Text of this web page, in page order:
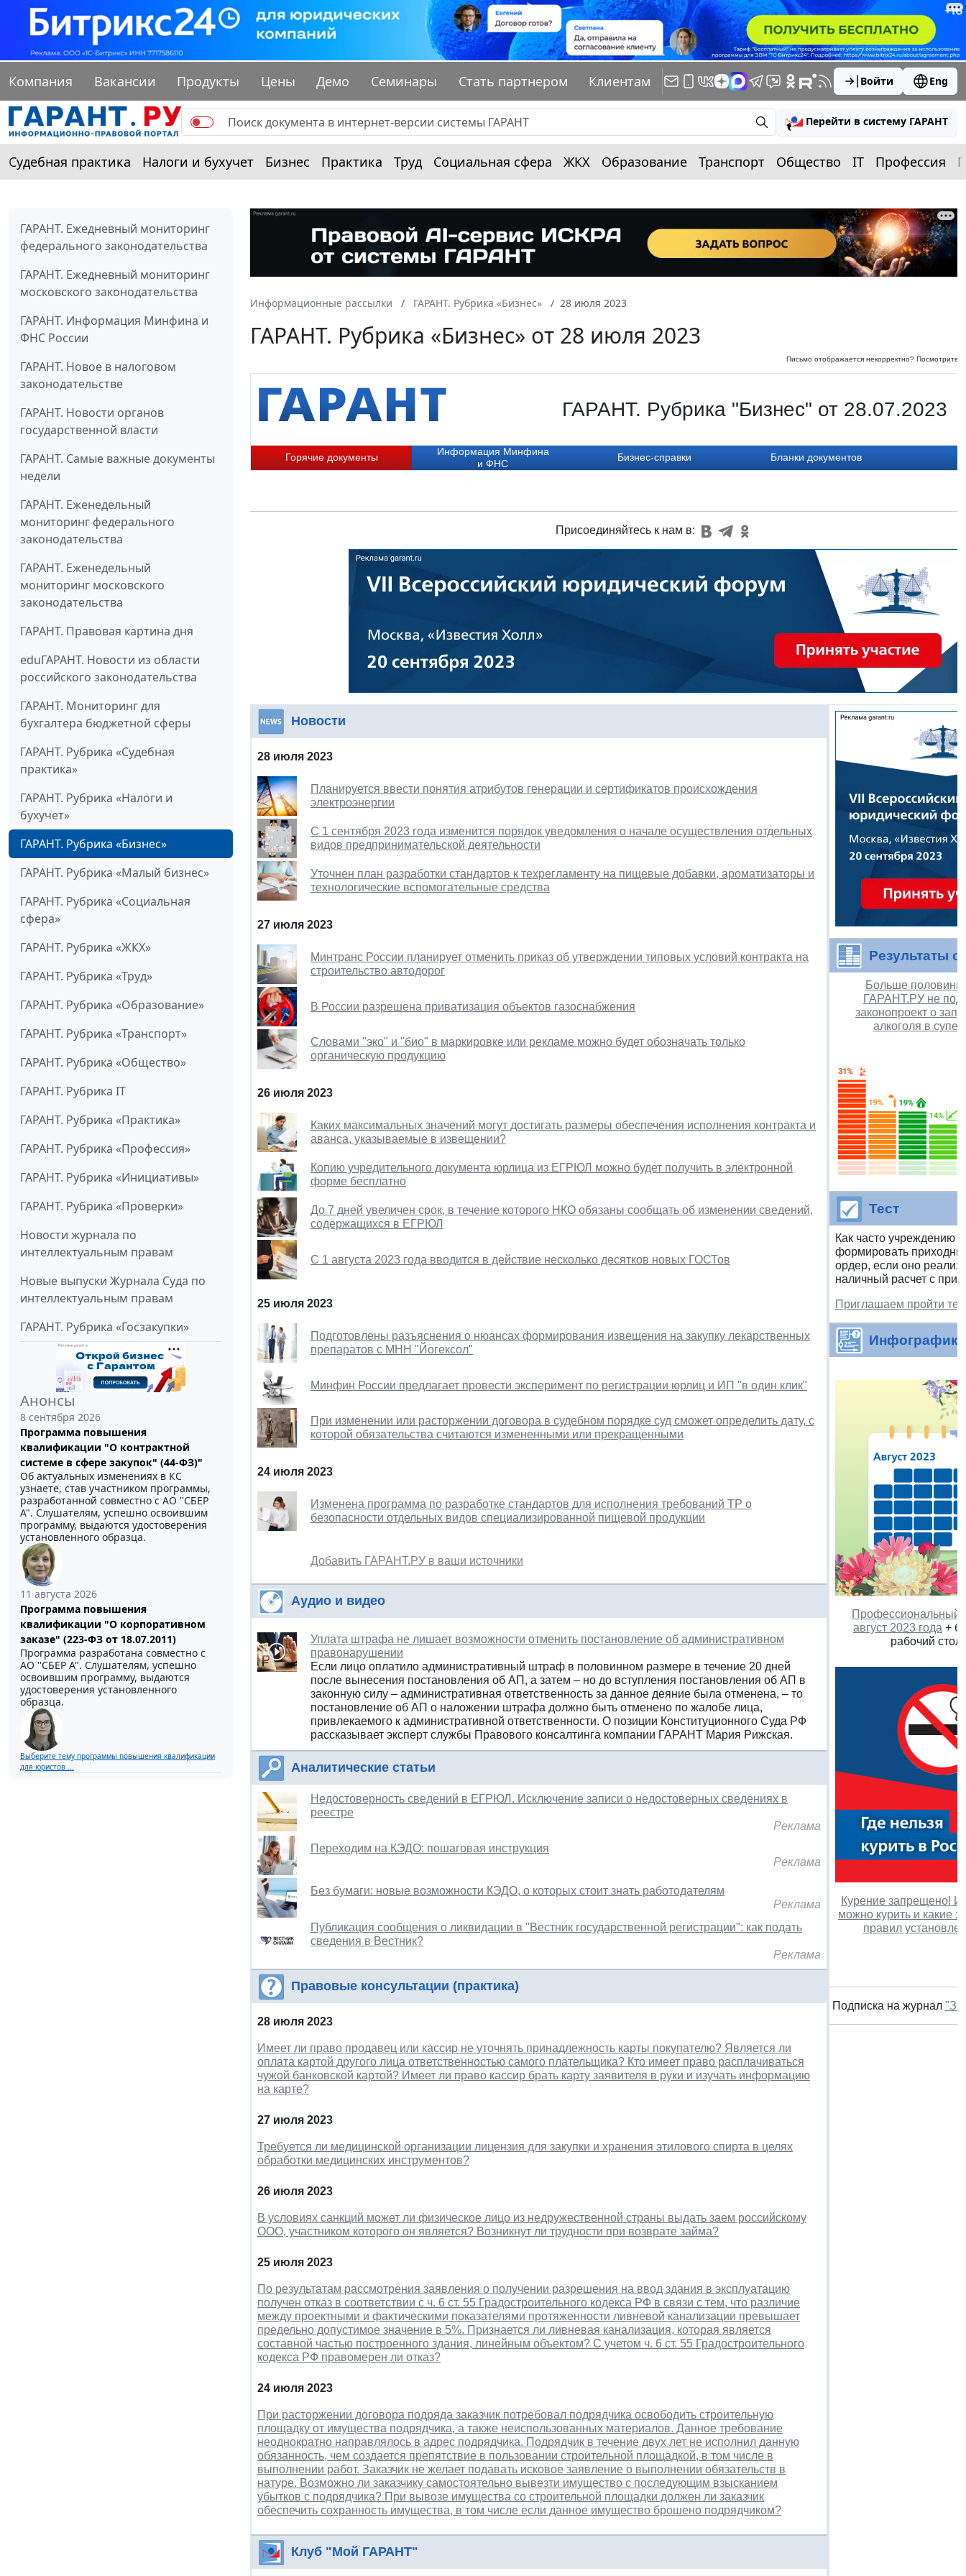
Компания Вакансии Продукты Цены Демо Семинары Стать партнером Клиентам Войти Eng
Перейти в систему ГАРАНТ
Судебная практика Налоги и бухучет Бизнес Практика Труд Социальная сфера ЖКХ Образование Транспорт Общество IT Профессия
ГАРАНТ. Ежедневный мониторинг
федерального законодательства
ГАРАНТ. Ежедневный мониторинг
московского законодательства
ГАРАНТ. Информация Минфина и
ФНС России
ГАРАНТ. Новое в налоговом
законодательстве
ГАРАНТ. Новости органов
государственной власти
ГАРАНТ. Самые важные документы
недели
ГАРАНТ. Еженедельный
мониторинг федерального
законодательства
ГАРАНТ. Еженедельный
мониторинг московского
законодательства
ГАРАНТ. Правовая картина дня
eduГАРАНТ. Новости из области
российского законодательства
ГАРАНТ. Мониторинг для
бухгалтера бюджетной сферы
ГАРАНТ. Рубрика «Судебная
практика»
ГАРАНТ. Рубрика «Налоги и
бухучет»
ГАРАНТ. Рубрика «Бизнес»
ГАРАНТ. Рубрика «Малый бизнес»
ГАРАНТ. Рубрика «Социальная
сфера»
ГАРАНТ. Рубрика «ЖКХ»
ГАРАНТ. Рубрика «Труд»
ГАРАНТ. Рубрика «Образование»
ГАРАНТ. Рубрика «Транспорт»
ГАРАНТ. Рубрика «Общество»
ГАРАНТ. Рубрика IT
ГАРАНТ. Рубрика «Практика»
ГАРАНТ. Рубрика «Профессия»
ГАРАНТ. Рубрика «Инициативы»
ГАРАНТ. Рубрика «Проверки»
Новости журнала по
интеллектуальным правам
Новые выпуски Журнала Суда по
интеллектуальным правам
ГАРАНТ. Рубрика «Госзакупки»
Анонсы
8 сентября 2026
Программа повышения
квалификации "О контрактной
системе в сфере закупок" (44-ФЗ)"
Об актуальных изменениях в КС
узнаете, став участником программы,
разработанной совместно с АО ''СБЕР
А". Слушателям, успешно освоившим
программу, выдаются удостоверения
установленного образца.
11 августа 2026
Программа повышения
квалификации "О корпоративном
заказе" (223-ФЗ от 18.07.2011)
Программа разработана совместно с
АО ''СБЕР А". Слушателям, успешно
освоившим программу, выдаются
удостоверения установленного
образца.
Выберите тему программы повышения квалификации
для юристов ...
Информационные рассылки ГАРАНТ. Рубрика «Бизнес» 28 июля 2023
ГАРАНТ. Рубрика «Бизнес» от 28 июля 2023
Письмо отображается некорректно? Посмотрите
ГАРАНТ. Рубрика "Бизнес" от 28.07.2023
Горячие документы
Информация Минфина
и ФНС
Бизнес-справки Бланки документов
Присоединяйтесь к нам в:
Новости
28 июля 2023
Планируется ввести понятия атрибутов генерации и сертификатов происхождения
электроэнергии
С 1 сентября 2023 года изменится порядок уведомления о начале осуществления отдельных
видов предпринимательской деятельности
Уточнен план разработки стандартов к техрегламенту на пищевые добавки, ароматизаторы и
технологические вспомогательные средства
27 июля 2023
Минтранс России планирует отменить приказ об утверждении типовых условий контракта на
строительство автодорог
В России разрешена приватизация объектов газоснабжения
Словами "эко" и "био" в маркировке или рекламе можно будет обозначать только
органическую продукцию
26 июля 2023
Каких максимальных значений могут достигать размеры обеспечения исполнения контракта и
аванса, указываемые в извещении?
Копию учредительного документа юрлица из ЕГРЮЛ можно будет получить в электронной
форме бесплатно
До 7 дней увеличен срок, в течение которого НКО обязаны сообщать об изменении сведений,
содержащихся в ЕГРЮЛ
С 1 августа 2023 года вводится в действие несколько десятков новых ГОСТов
25 июля 2023
Подготовлены разъяснения о нюансах формирования извещения на закупку лекарственных
препаратов с МНН "Йогексол"
Минфин России предлагает провести эксперимент по регистрации юрлиц и ИП "в один клик"
При изменении или расторжении договора в судебном порядке суд сможет определить дату, с
которой обязательства считаются измененными или прекращенными
24 июля 2023
Изменена программа по разработке стандартов для исполнения требований ТР о
безопасности отдельных видов специализированной пищевой продукции
Добавить ГАРАНТ.РУ в ваши источники
Аудио и видео
Уплата штрафа не лишает возможности отменить постановление об административном
правонарушении
Если лицо оплатило административный штраф в половинном размере в течение 20 дней
после вынесения постановления об АП, а затем – но до вступления постановления об АП в
законную силу – административная ответственность за данное деяние была отменена, – то
постановление об АП о наложении штрафа должно быть отменено по жалобе лица,
привлекаемого к административной ответственности. О позиции Конституционного Суда РФ
рассказывает эксперт службы Правового консалтинга компании ГАРАНТ Мария Рижская.
Аналитические статьи
Недостоверность сведений в ЕГРЮЛ. Исключение записи о недостоверных сведениях в
реестре
Реклама
Переходим на КЭДО: пошаговая инструкция
Реклама
Без бумаги: новые возможности КЭДО, о которых стоит знать работодателям
Реклама
Публикация сообщения о ликвидации в "Вестник государственной регистрации": как подать
сведения в Вестник?
Реклама
Правовые консультации (практика)
28 июля 2023
Имеет ли право продавец или кассир не уточнять принадлежность карты покупателю? Является ли
оплата картой другого лица ответственностью самого плательщика? Кто имеет право расплачиваться
чужой банковской картой? Имеет ли право кассир брать карту заявителя в руки и изучать информацию
на карте?
27 июля 2023
Требуется ли медицинской организации лицензия для закупки и хранения этилового спирта в целях
обработки медицинских инструментов?
26 июля 2023
В условиях санкций может ли физическое лицо из недружественной страны выдать заем российскому
ООО, участником которого он является? Возникнут ли трудности при возврате займа?
25 июля 2023
По результатам рассмотрения заявления о получении разрешения на ввод здания в эксплуатацию
получен отказ в соответствии с ч. 6 ст. 55 Градостроительного кодекса РФ в связи с тем, что различие
между проектными и фактическими показателями протяженности ливневой канализации превышает
предельно допустимое значение в 5%. Признается ли ливневая канализация, которая является
составной частью построенного здания, линейным объектом? С учетом ч. 6 ст. 55 Градостроительного
кодекса РФ правомерен ли отказ?
24 июля 2023
При расторжении договора подряда заказчик потребовал подрядчика освободить строительную
площадку от имущества подрядчика, а также неиспользованных материалов. Данное требование
неоднократно направлялось в адрес подрядчика. Подрядчик в течение двух лет не исполнил данную
обязанность, чем создается препятствие в пользовании строительной площадкой, в том числе в
выполнении работ. Заказчик не желает подавать исковое заявление о выполнении обязательств в
натуре. Возможно ли заказчику самостоятельно вывезти имущество с последующим взысканием
убытков с подрядчика? При вывозе имущества со строительной площадки должен ли заказчик
обеспечить сохранность имущества, в том числе если данное имущество брошено подрядчиком?
Клуб "Мой ГАРАНТ"
Результаты
Больше половины
ГАРАНТ.РУ не
законопроект о
алкоголя в
Тест
Как часто учреждению
формировать
ордер, если оно
наличный расчет с
Приглашаем пройти
Инфографика
Профессиональный
август 2023 года +
рабочий стол
Курение запрещено!
можно курить и какие
правил
Подписка на журнал